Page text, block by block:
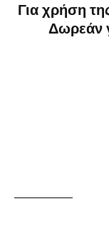
Για χρήση
Δωρεάν